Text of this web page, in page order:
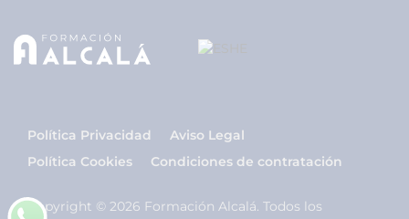
Política Privacidad
Aviso Legal
Política Cookies
Condiciones de contratación
Copyright © 2026 Formación Alcalá. Todos los